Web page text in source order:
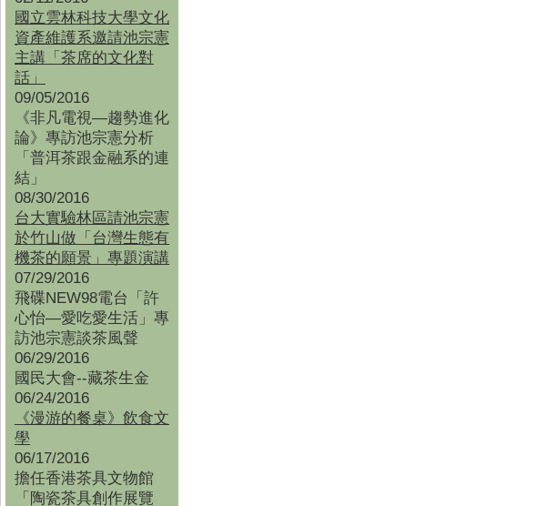
國立雲林科技大學文化
資產維護系邀請池宗憲
主講「茶席的文化對
話」
09/05/2016
《非凡電視—趨勢進化
論》專訪池宗憲分析
「普洱茶跟金融系的連
結」
08/30/2016
台大實驗林區請池宗憲
於竹山做「台灣生態有
機茶的願景」專題演講
07/29/2016
飛碟NEW98電台「許
心怡—愛吃愛生活」專
訪池宗憲談茶風聲
06/29/2016
國民大會--藏茶生金
06/24/2016
《漫游的餐桌》飲食文
學
06/17/2016
擔任香港茶具文物館
「陶瓷茶具創作展覽